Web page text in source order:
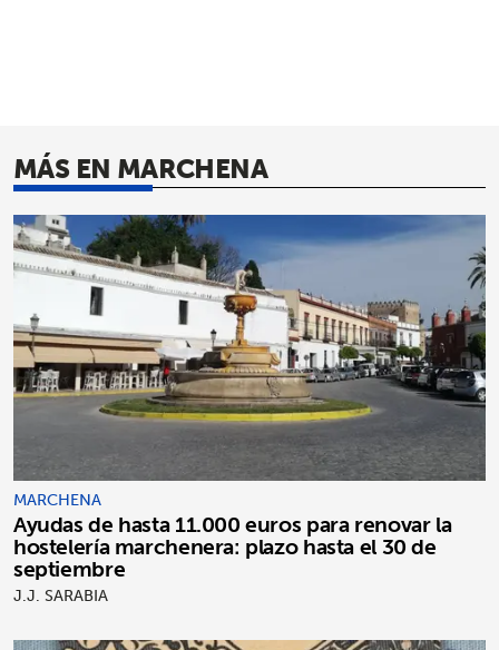
MÁS EN MARCHENA
MARCHENA
Ayudas de hasta 11.000 euros para renovar la
hostelería marchenera: plazo hasta el 30 de
septiembre
J.J. SARABIA